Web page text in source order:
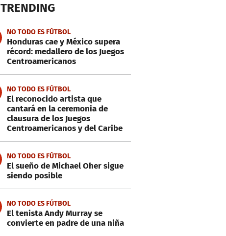
TRENDING
NO TODO ES FÚTBOL
Honduras cae y México supera
récord: medallero de los Juegos
Centroamericanos
NO TODO ES FÚTBOL
El reconocido artista que
cantará en la ceremonia de
clausura de los Juegos
Centroamericanos y del Caribe
NO TODO ES FÚTBOL
El sueño de Michael Oher sigue
siendo posible
NO TODO ES FÚTBOL
El tenista Andy Murray se
convierte en padre de una niña